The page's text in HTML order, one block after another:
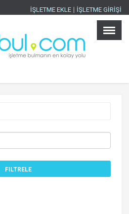
İŞLETME EKLE İŞLETME GİRİŞİ
×
İşletmeler
Ürünler
İşletme Girişi